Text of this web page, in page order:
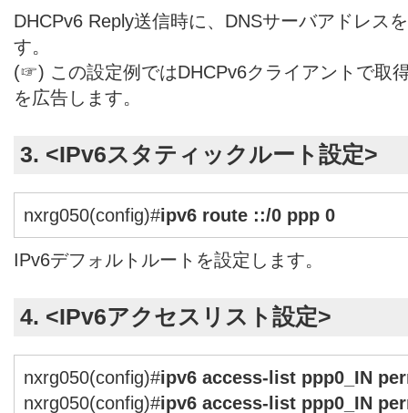
DHCPv6 Reply送信時に、DNSサーバアドレス
す。
(☞) この設定例ではDHCPv6クライアントで取
を広告します。
3. <IPv6スタティックルート設定>
nxrg050(config)#ipv6 route ::/0 ppp 0
IPv6デフォルトルートを設定します。
4. <IPv6アクセスリスト設定>
nxrg050(config)#ipv6 access-list ppp0_IN
nxrg050(config)#ipv6 access-list ppp0_IN